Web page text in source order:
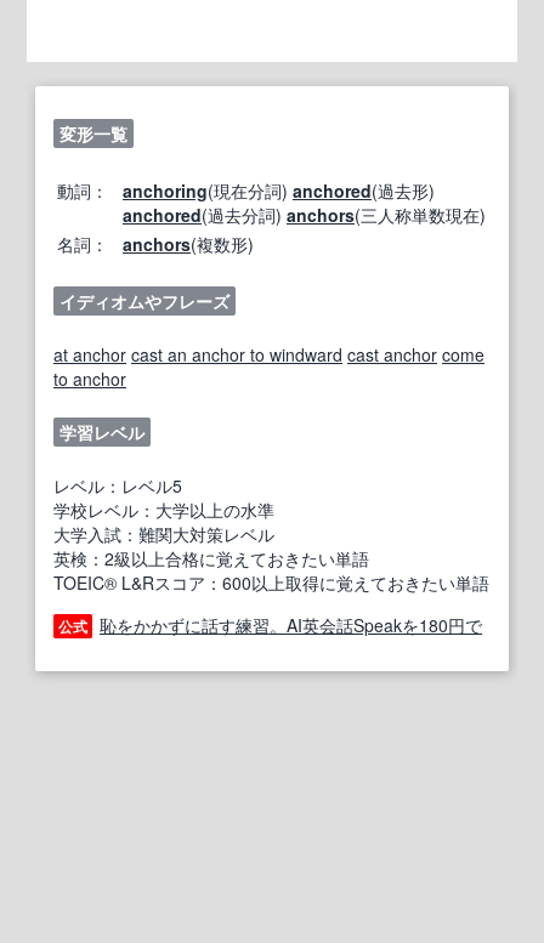
変形一覧
動詞： anchoring(現在分詞) anchored(過去形)
anchored(過去分詞) anchors(三人称単数現在)
名詞：
anchors(複数形)
イディオムやフレーズ
at anchor cast an anchor to windward cast anchor come
to anchor
学習レベル
レベル：レベル5
学校レベル：大学以上の水準
大学入試：難関大対策レベル
英検：2級以上合格に覚えておきたい単語
TOEIC® L&Rスコア：600以上取得に覚えておきたい単語
公式 恥をかかずに話す練習。AI英会話Speakを180円で